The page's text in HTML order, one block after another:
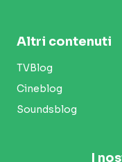
Altri contenuti
TVBlog
Cineblog
Soundsblog
I